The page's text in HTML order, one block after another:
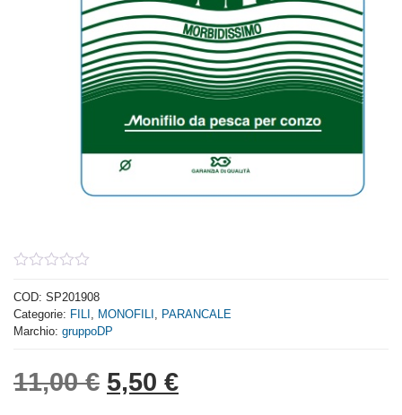
out
of
5
COD: SP201908
Categorie: FILI MONOFILI
PARANCALE
Marchio: gruppoDP
11,00€ Il prezzo originale era:
5,50 €Il prezzo attuale